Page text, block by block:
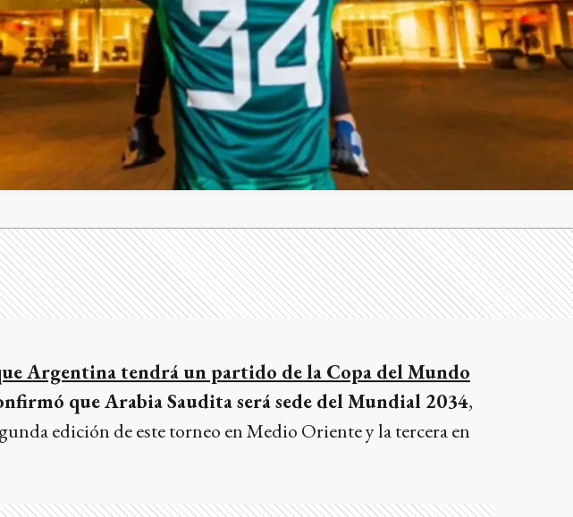
Argentina tendrá un partido de la Copa del Mundo
que Arabia Saudita será sede del Mundial 2034,
edición de este torneo en Medio Oriente y la tercera en